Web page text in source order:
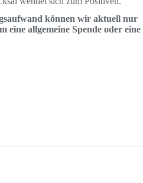
können wir aktuell nur
eine allgemeine Spende oder eine